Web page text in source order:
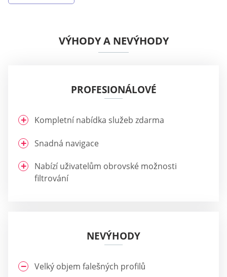
VÝHODY A NEVÝHODY
PROFESIONÁLOVÉ
Kompletní nabídka služeb zdarma
Snadná navigace
Nabízí uživatelům obrovské možnosti
filtrování
NEVÝHODY
Velký objem falešných profilů